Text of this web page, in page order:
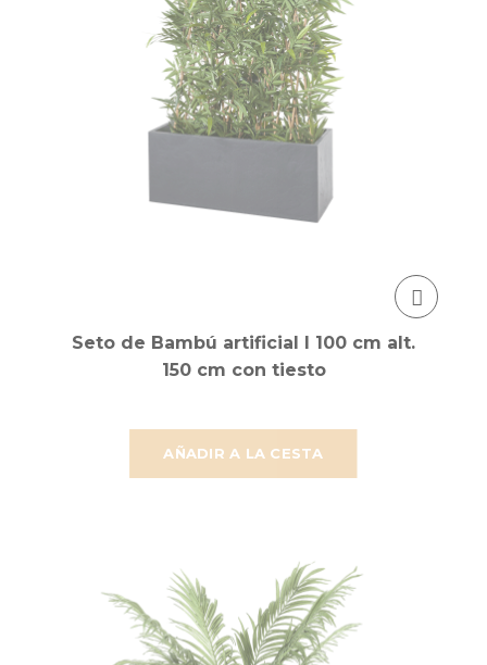
AÑADIR A LA CESTA
Seto de Bambú artificial l 100 cm alt.
150 cm con tiesto